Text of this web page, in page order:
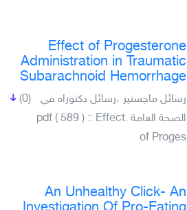
Effect of Progesterone
Administration in Traumatic
Subarachnoid Hemorrhage
(0)
رسائل ماجستير ،رسائل دكتوراه في
الصحة العامة .pdf ( 589 ) :: Effect
of Proges
An Unhealthy Click- An